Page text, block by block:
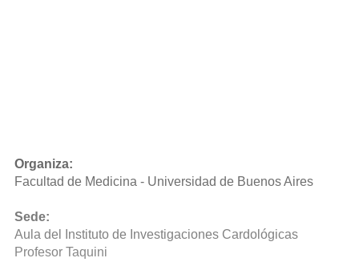
Organiza:
Facultad de Medicina - Universidad de Buenos Aires
Sede:
Aula del Instituto de Investigaciones Cardológicas
Profesor Taquini